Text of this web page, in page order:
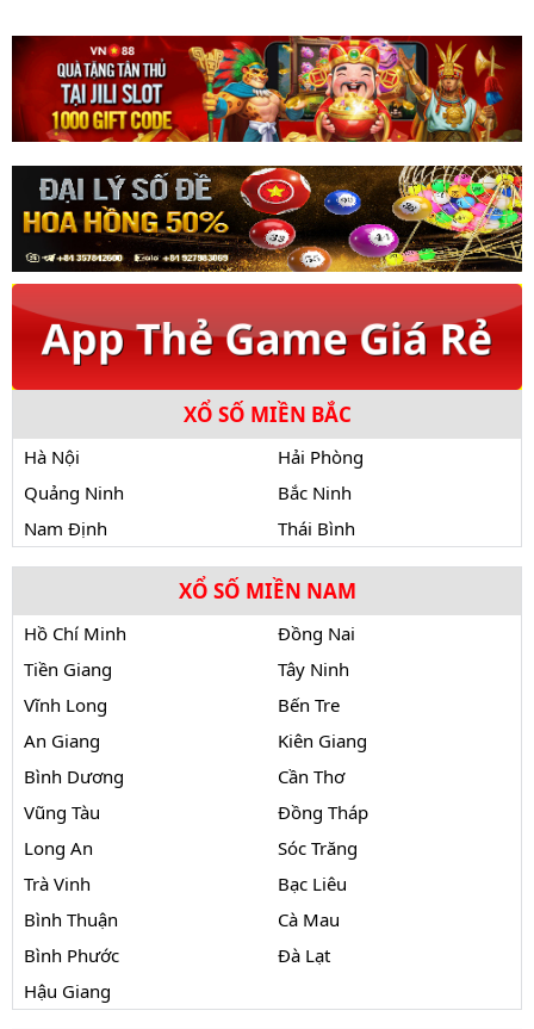
XỔ SỐ MIỀN BẮC
Hà Nội
Hải Phòng
Quảng Ninh
Bắc Ninh
Nam Định
Thái Bình
XỔ SỐ MIỀN NAM
Hồ Chí Minh
Đồng Nai
Tiền Giang
Tây Ninh
Vĩnh Long
Bến Tre
An Giang
Kiên Giang
Bình Dương
Cần Thơ
Vũng Tàu
Đồng Tháp
Long An
Sóc Trăng
Trà Vinh
Bạc Liêu
Bình Thuận
Cà Mau
Bình Phước
Đà Lạt
Hậu Giang